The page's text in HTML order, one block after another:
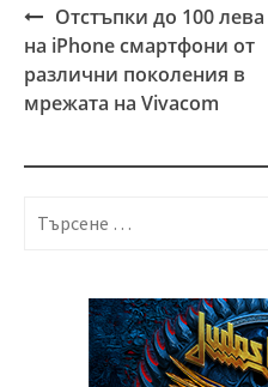
Post
navigation
Отстъпки до 100 лева
на iPhone смартфони от
различни поколения в
мрежата на Vivacom
Търсене